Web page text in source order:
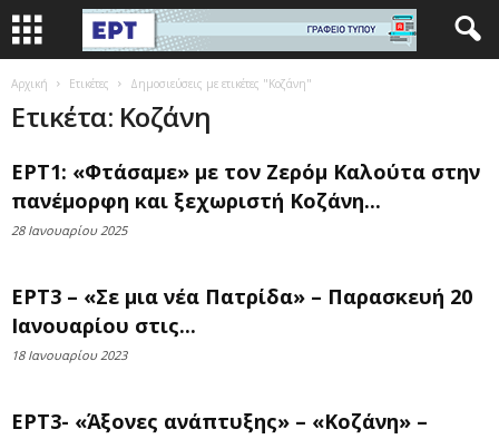
Αρχική Ετικέτες Δημοσιεύσεις με ετικέτες "Κοζάνη"
Ετικέτα: Κοζάνη
ΕΡΤ1: «Φτάσαμε» με τον Ζερόμ Καλούτα στην
πανέμορφη και ξεχωριστή Κοζάνη...
28 Ιανουαρίου 2025
ΕΡΤ3 – «Σε μια νέα Πατρίδα» – Παρασκευή 20
Ιανουαρίου στις...
18 Ιανουαρίου 2023
ΕΡΤ3- «Άξονες ανάπτυξης» – «Κοζάνη» –